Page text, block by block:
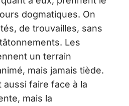
dogmatiques. On
de trouvailles, sans
Les
un terrain
mais jamais tiède.
aussi faire face à la
mais la